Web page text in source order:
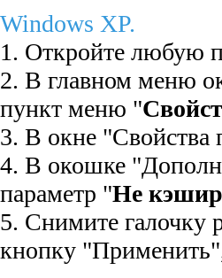
Windows XP.
1. Откройте любую
2. В главном меню
пункт меню "
3. В окне "Свойства
4. В окошке
параметр "Не
5. Снимите галочку
кнопку